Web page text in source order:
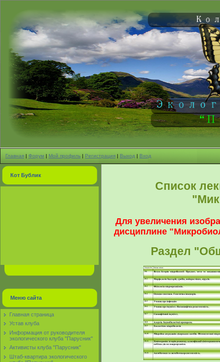
Главная | Форум | Мой профиль | Регистрация | Выход | Вход
Кот Бублик
Меню сайта
Главная страница
Устав клуба
Информация от руководителя
экологического клуба "Парусник"
Активисты клуба "Парусник"
Штаб-квартира экологического
Список
Для увеличения
дисциплине
Раздел